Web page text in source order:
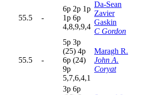
55.5 -
6p 2p 1p
1p 6p
4,8,9,9,4
Da-Sean
Zavier
Gaskin
C Gordon
55.5 -
5p 3p
(25) 4p
6p (24)
9p
5,7,6,4,1
Maragh R.
John A.
Coryat
3p 6p